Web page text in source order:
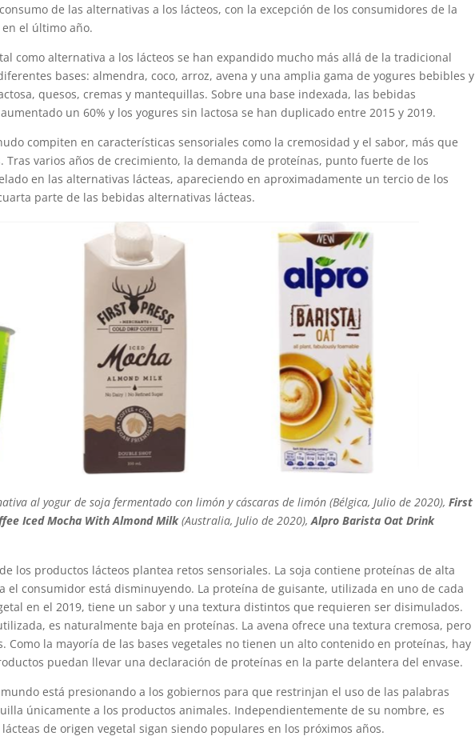
de las alternativas a los lácteos, con la excepción de los consumidores de la
el último año.
como alternativa a los lácteos se han expandido mucho más allá de la tradicional
bases: almendra, coco, arroz, avena y una amplia gama de yogures bebibles y
quesos, cremas y mantequillas. Sobre una base indexada, las bebidas
un 60% y los yogures sin lactosa se han duplicado entre 2015 y 2019.
compiten en características sensoriales como la cremosidad y el sabor, más que
varios años de crecimiento, la demanda de proteínas, punto fuerte de los
en las alternativas lácteas, apareciendo en aproximadamente un tercio de los
parte de las bebidas alternativas lácteas.
al yogur de soja fermentado con limón y cáscaras de limón (Bélgica, Julio de 2020),First
Iced Mocha With Almond Milk(Australia, Julio de 2020),Alpro Barista Oat Drink
los productos lácteos plantea retos sensoriales. La soja contiene proteínas de alta
el consumidor está disminuyendo. La proteína de guisante, utilizada en uno de cada
en el 2019, tiene un sabor y una textura distintos que requieren ser disimulados.
es naturalmente baja en proteínas. La avena ofrece una textura cremosa, pero
Como la mayoría de las bases vegetales no tienen un alto contenido en proteínas, hay
puedan llevar una declaración de proteínas en la parte delantera del envase.
está presionando a los gobiernos para que restrinjan el uso de las palabras
únicamente a los productos animales. Independientemente de su nombre, es
de origen vegetal sigan siendo populares en los próximos años.